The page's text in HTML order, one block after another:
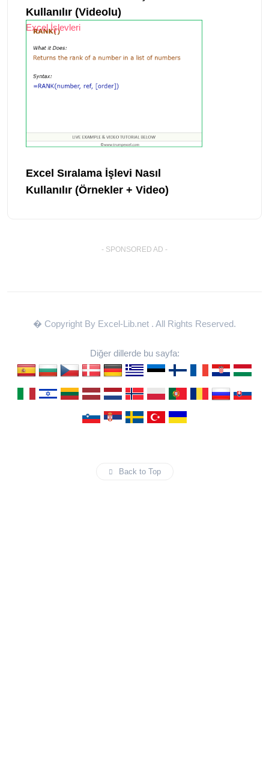
Kullanılır (Videolu)
Excel İşlevleri
Excel Sıralama İşlevi Nasıl
Kullanılır (Örnekler + Video)
- SPONSORED AD -
� Copyright By Excel-Lib.net . All Rights Reserved.
Diğer dillerde bu sayfa:
Back to Top